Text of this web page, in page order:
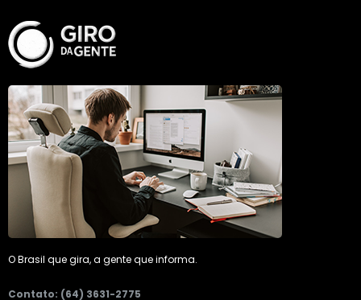
O Brasil que gira, a gente que informa.
Contato: (64) 3631-2775